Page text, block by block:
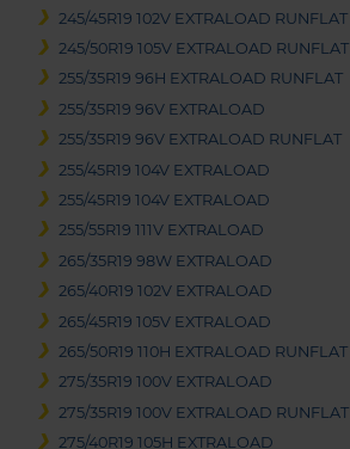
245/45R19 102V EXTRALOAD RUNFLAT
245/50R19 105V EXTRALOAD RUNFLAT
255/35R19 96H EXTRALOAD RUNFLAT
255/35R19 96V EXTRALOAD
255/35R19 96V EXTRALOAD RUNFLAT
255/45R19 104V EXTRALOAD
255/45R19 104V EXTRALOAD
255/55R19 111V EXTRALOAD
265/35R19 98W EXTRALOAD
265/40R19 102V EXTRALOAD
265/45R19 105V EXTRALOAD
265/50R19 110H EXTRALOAD RUNFLAT
275/35R19 100V EXTRALOAD
275/35R19 100V EXTRALOAD RUNFLAT
275/40R19 105H EXTRALOAD